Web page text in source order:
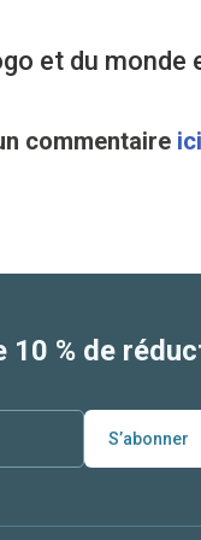
et du monde
commentaire ici
% de
S’abonner